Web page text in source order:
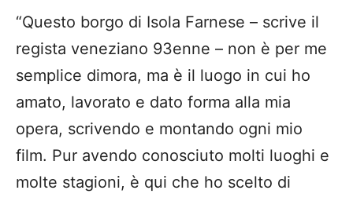
“Questo borgo di Isola Farnese – scrive il
regista veneziano 93enne – non è per me
semplice dimora, ma è il luogo in cui ho
amato, lavorato e dato forma alla mia
opera, scrivendo e montando ogni mio
film. Pur avendo conosciuto molti luoghi e
molte stagioni, è qui che ho scelto di